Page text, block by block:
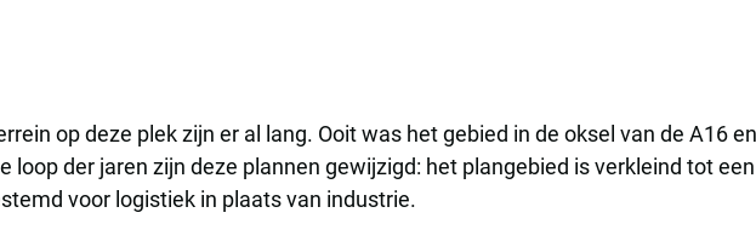
op deze plek zijn er al lang. Ooit was het gebied in de oksel van de A16
der jaren zijn deze plannen gewijzigd: het plangebied is verkleind tot
voor logistiek in plaats van industrie.